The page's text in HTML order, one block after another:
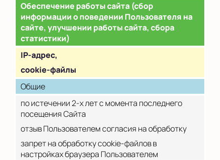
Обеспечение работы сайта (сбор
информации о поведении Пользователя на
сайте, улучшении работы сайта, сбора
статистики)
IP-адрес,
cookie-файлы
Общие
по истечении 2-х лет с момента последнего
посещения Сайта
отзыв Пользователем согласия на обработку
запрет на обработку cookie-файлов в
настройках браузера Пользователем